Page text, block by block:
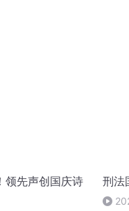
领先声创国庆诗
刑法